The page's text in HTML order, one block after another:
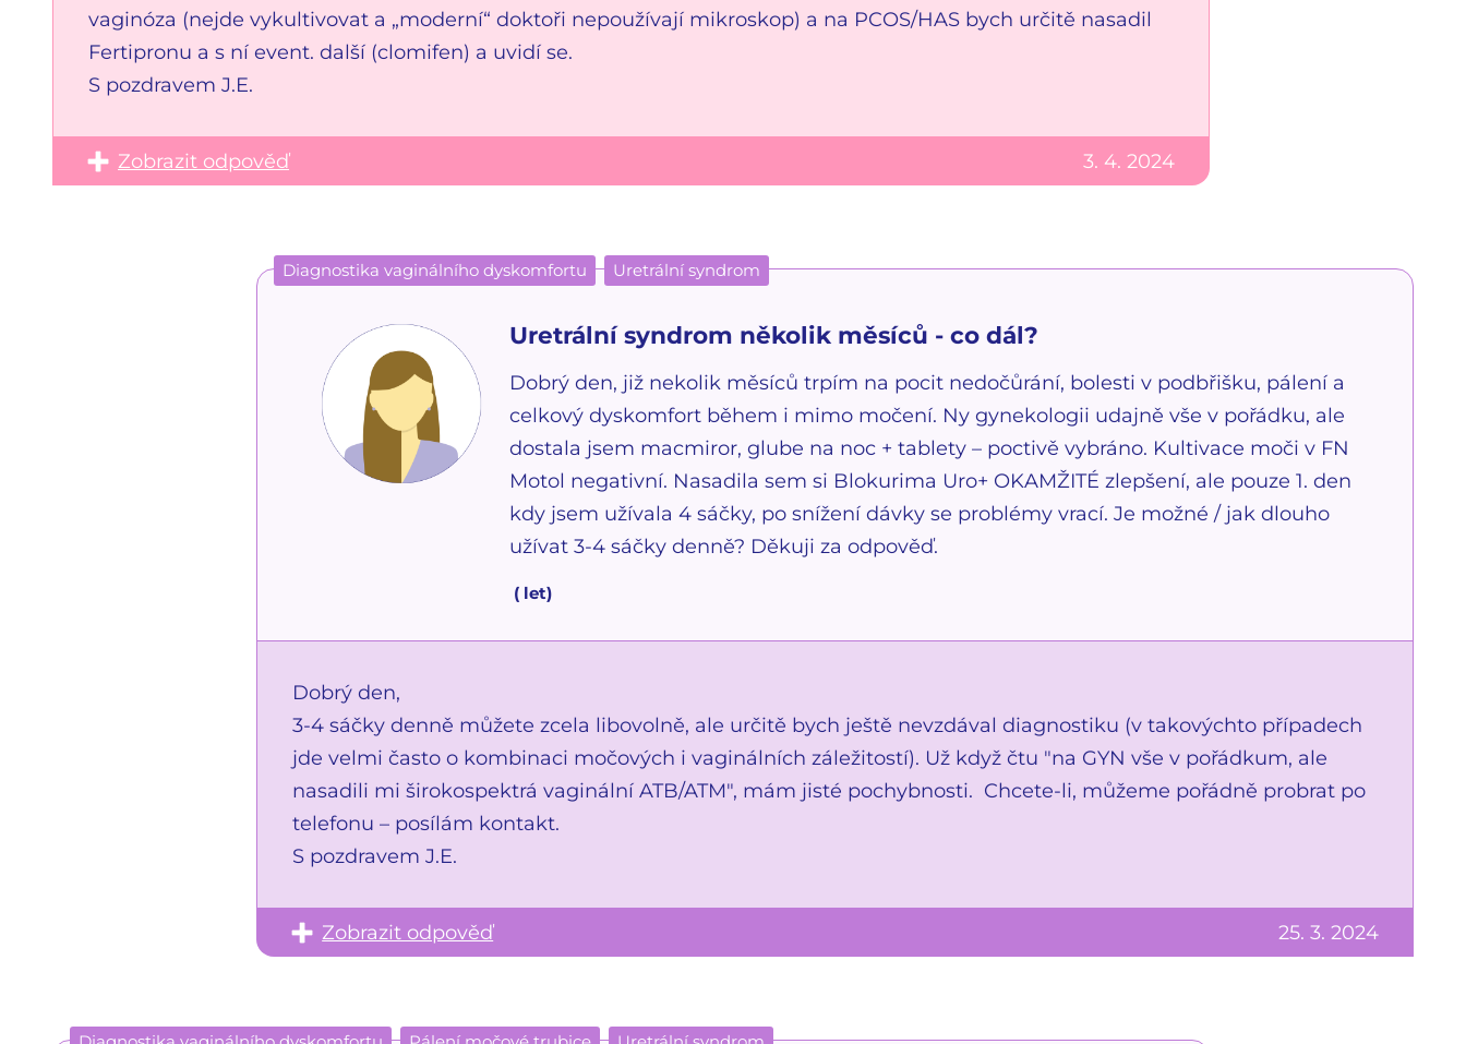
vaginóza (nejde vykultivovat a „moderní“ doktoři nepoužívají mikroskop) a na PCOS/HAS bych určitě nasadil
Fertipronu a s ní event. další (clomifen) a uvidí se.
S pozdravem J.E.
Zobrazit odpověď 3. 4. 2024
Diagnostika vaginálního dyskomfortu Uretrální syndrom
Uretrální syndrom několik měsíců - co dál?
Dobrý den, již nekolik měsíců trpím na pocit nedočůrání, bolesti v podbřišku, pálení a
celkový dyskomfort během i mimo močení. Ny gynekologii udajně vše v pořádku, ale
dostala jsem macmiror, glube na noc + tablety – poctivě vybráno. Kultivace moči v FN
Motol negativní. Nasadila sem si Blokurima Uro+ OKAMŽITÉ zlepšení, ale pouze 1. den
kdy jsem užívala 4 sáčky, po snížení dávky se problémy vrací. Je možné / jak dlouho
užívat 3-4 sáčky denně? Děkuji za odpověď.
( let)
Dobrý den,
3-4 sáčky denně můžete zcela libovolně, ale určitě bych ještě nevzdával diagnostiku (v takovýchto případech
jde velmi často o kombinaci močových i vaginálních záležitostí). Už když čtu "na GYN vše v pořádkum, ale
nasadili mi širokospektrá vaginální ATB/ATM", mám jisté pochybnosti. Chcete-li, můžeme pořádně probrat po
telefonu – posílám kontakt.
S pozdravem J.E.
Zobrazit odpověď 25. 3. 2024